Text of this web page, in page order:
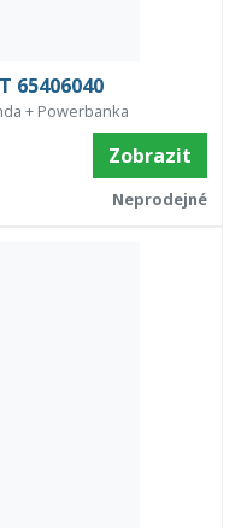
65406040
+ Powerbanka
Zobrazit
Neprodejné